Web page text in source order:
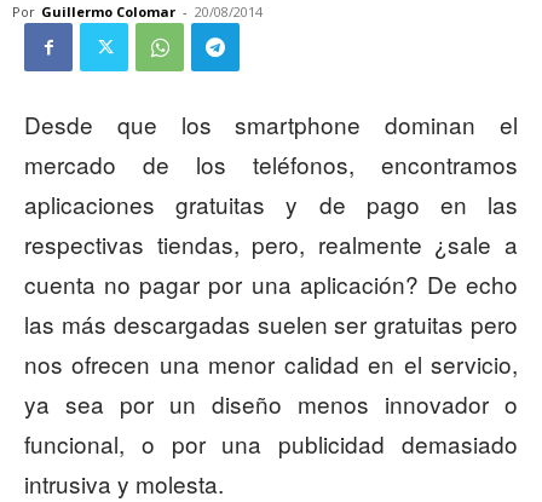
Por Guillermo Colomar - 20/08/2014
Desde que los smartphone dominan el
mercado de los teléfonos, encontramos
aplicaciones gratuitas y de pago en las
respectivas tiendas, pero, realmente ¿sale a
cuenta no pagar por una aplicación? De echo
las más descargadas suelen ser gratuitas pero
nos ofrecen una menor calidad en el servicio,
ya sea por un diseño menos innovador o
funcional, o por una publicidad demasiado
intrusiva y molesta.